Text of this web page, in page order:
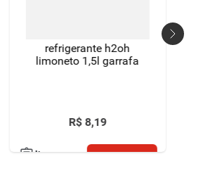
refrigerante h2oh
limoneto 1,5l garrafa
R$ 8,19
lista comprar